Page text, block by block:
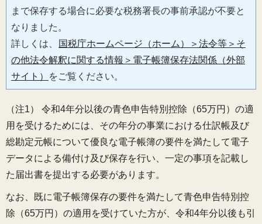
まで保存する場合に必要な税務署長の事前承認が不要と
なりました。
詳しくは、
国税庁ホームページ（ホーム）＞法令等＞そ
の他法令解釈に関する情報＞電子帳簿保存法関係（外部
サイト）
をご覧ください。
（注1） 令和4年分以後の青色申告特別控除（65万円）の適
用を受けるためには、その年分の事業における仕訳帳及び
総勘定元帳について優良な電子帳簿の要件を満たして電子
データによる備付け及び保存を行い、一定の事項を記載し
た届出書を提出する必要があります。
なお、既に電子帳簿保存の要件を満たして青色申告特別控
除（65万円）の適用を受けていた方が、令和4年分以後も引